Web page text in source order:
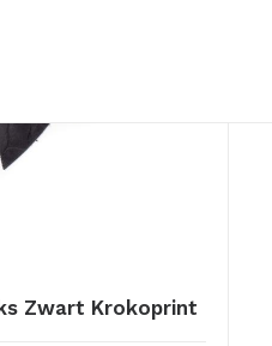
Zwart Krokoprint